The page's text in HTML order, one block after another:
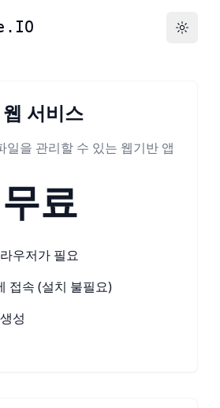
웹 서비스
일을 관리할 수 있는 웹기반 앱
무료
우저가 필요
접속 (설치 불필요)
성